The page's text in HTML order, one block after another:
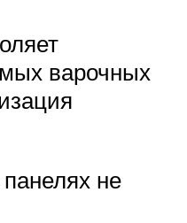
варочных
не